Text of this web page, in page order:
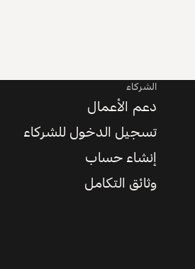
الشركاء
دعم الأعمال
تسجيل الدخول للشركاء
إنشاء حساب
وثائق التكامل